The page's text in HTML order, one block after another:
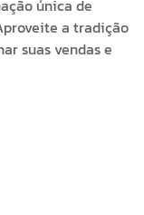
única de
a tradição
suas vendas e